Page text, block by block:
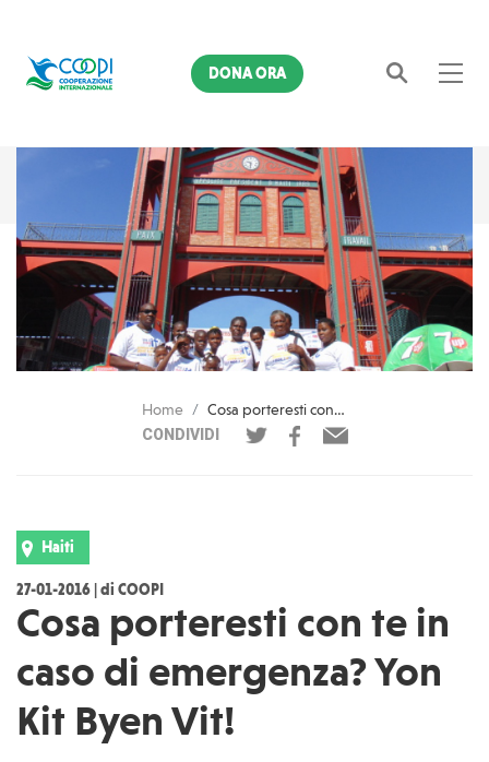
DONA ORA
Home
Cosa porteresti con te in caso di emergenza? Yon Kit Byen Vit!
CONDIVIDI
Haiti
27-01-2016 | di COOPI
Cosa porteresti con te in
caso di emergenza? Yon
Kit Byen Vit!